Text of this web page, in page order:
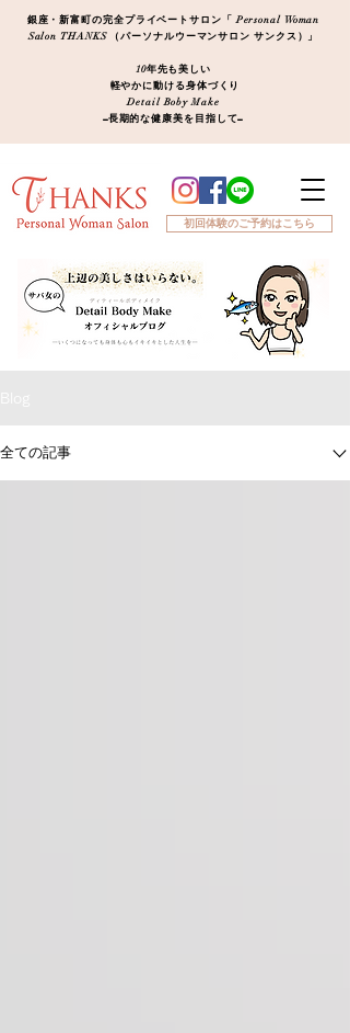
銀座・新富町の完全プライベートサロン「 Personal Woman
Salon THANKS （パーソナルウーマンサロン サンクス）」
10年先も美しい
軽やかに動ける身体づくり
Detail Boby Make
​−長期的な健康美を目指して−
初回体験のご予約はこちら
全ての記事